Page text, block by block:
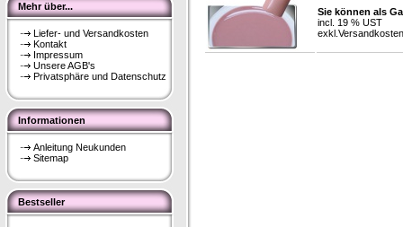
Mehr über...
Liefer- und Versandkosten
Kontakt
Impressum
Unsere AGB's
Privatsphäre und Datenschutz
Informationen
Anleitung Neukunden
Sitemap
Bestseller
Sie können als
incl. 19 % UST
exkl. Versandkosten